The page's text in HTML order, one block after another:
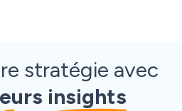
stratégie avec
insights